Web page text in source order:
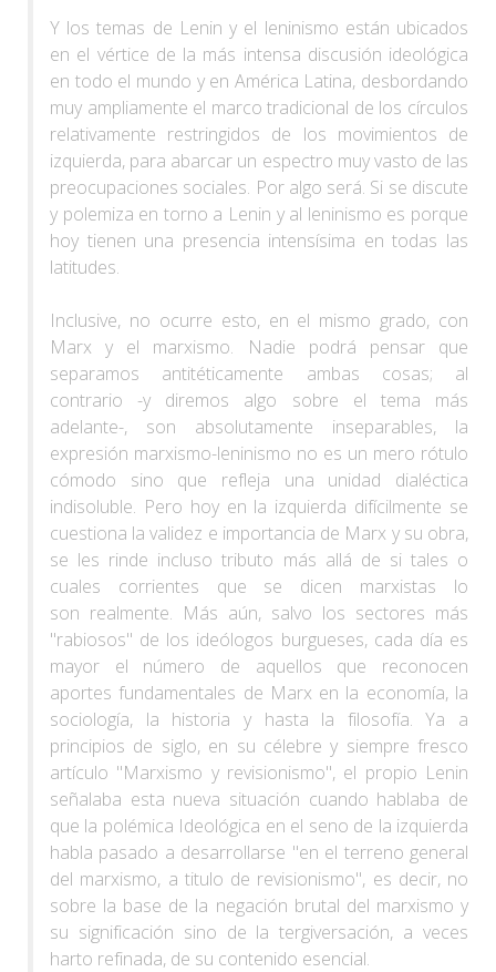
Y los temas de Lenin y el leninismo están ubicados
en el vértice de la más intensa discusión ideológica
en todo el mundo y en América Latina, desbordando
muy ampliamente el marco tradicional de los círculos
relativamente restringidos de los movimientos de
izquierda, para abarcar un espectro muy vasto de las
preocupaciones sociales. Por algo será. Si se discute
y polemiza en torno a Lenin y al leninismo es porque
hoy tienen una presencia intensísima en todas las
latitudes.
Inclusive, no ocurre esto, en el mismo grado, con
Marx y el marxismo. Nadie podrá pensar que
separamos antitéticamente ambas cosas; al
contrario -y diremos algo sobre el tema más
adelante-, son absolutamente inseparables, la
expresión marxismo-leninismo no es un mero rótulo
cómodo sino que refleja una unidad dialéctica
indisoluble. Pero hoy en la izquierda difícilmente se
cuestiona la validez e importancia de Marx y su obra,
se les rinde incluso tributo más allá de si tales o
cuales corrientes que se dicen marxistas lo
son realmente. Más aún, salvo los sectores más
"rabiosos" de los ideólogos burgueses, cada día es
mayor el número de aquellos que reconocen
aportes fundamentales de Marx en la economía, la
sociología, la historia y hasta la filosofía. Ya a
principios de siglo, en su célebre y siempre fresco
artículo "Marxismo y revisionismo", el propio Lenin
señalaba esta nueva situación cuando hablaba de
que la polémica Ideológica en el seno de la izquierda
habla pasado a desarrollarse "en el terreno general
del marxismo, a titulo de revisionismo", es decir, no
sobre la base de la negación brutal del marxismo y
su significación sino de la tergiversación, a veces
harto refinada, de su contenido esencial.